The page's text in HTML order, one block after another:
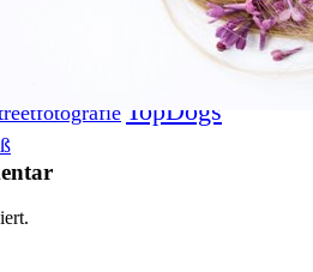
Monochrom
TopDogs